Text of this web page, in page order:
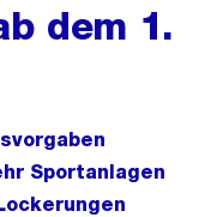
dem 1.
Sportanlagen